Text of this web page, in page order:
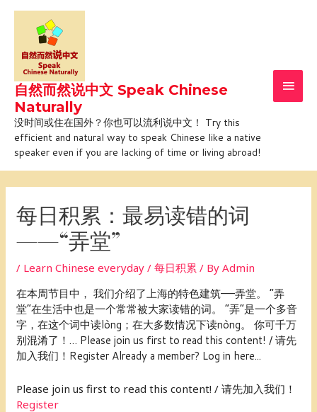
Skip
content
自然而然说中文 Speak Chinese
Naturally
没时间或住在国外？你也可以流利说中文！ Try this
efficient and natural way to speak Chinese like a native
speaker even if you are lacking of time or living abroad!
每日积累：最易读错的词
——“弄堂”
/ Learn Chinese everyday / 每日积累 / ByAdmin
在本周节目中， 我们介绍了上海的特色建筑——弄堂。 “弄
堂”在生活中也是一个常常被大家读错的词。 “弄”是一个多音
字，在这个词中读lòng；在大多数情况下读nòng。 你可千万
别混淆了！… Please join us first to read this content! / 请先
加入我们！Register Already a member? Log in here...
Please join us first to read this content! / 请先加入我们！
Register